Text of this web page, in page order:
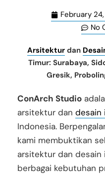
February
No
Arsitekturdan
Timur: Surabaya,
Gresik,
ConArch Studio
arsitektur dan desain
Indonesia.
kami membuktikan
arsitektur dan
berbagai kebutuhan